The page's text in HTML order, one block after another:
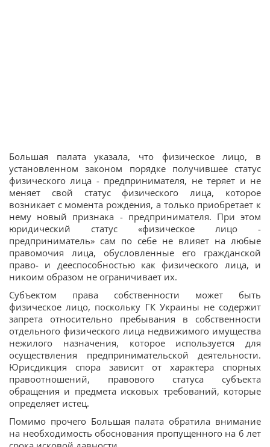
Большая палата указала, что физическое лицо, в
установленном законом порядке получившее статус
физического лица - предпринимателя, не теряет и не
меняет свой статус физического лица, которое
возникает с момента рождения, а только приобретает к
нему новый признака - предпринимателя. При этом
юридический статус «физическое лицо -
предприниматель» сам по себе не влияет на любые
правомочия лица, обусловленные его гражданской
право- и дееспособностью как физического лица, и
никоим образом не ограничивает их.
Субъектом права собственности может быть
физическое лицо, поскольку ГК Украины не содержит
запрета относительно пребывания в собственности
отдельного физического лица недвижимого имущества
нежилого назначения, которое используется для
осуществления предпринимательской деятельности.
Юрисдикция спора зависит от характера спорных
правоотношений, правового статуса субъекта
обращения и предмета исковых требований, которые
определяет истец.
Помимо прочего Большая палата обратила внимание
на необходимость обоснования пропущенного на 6 лет